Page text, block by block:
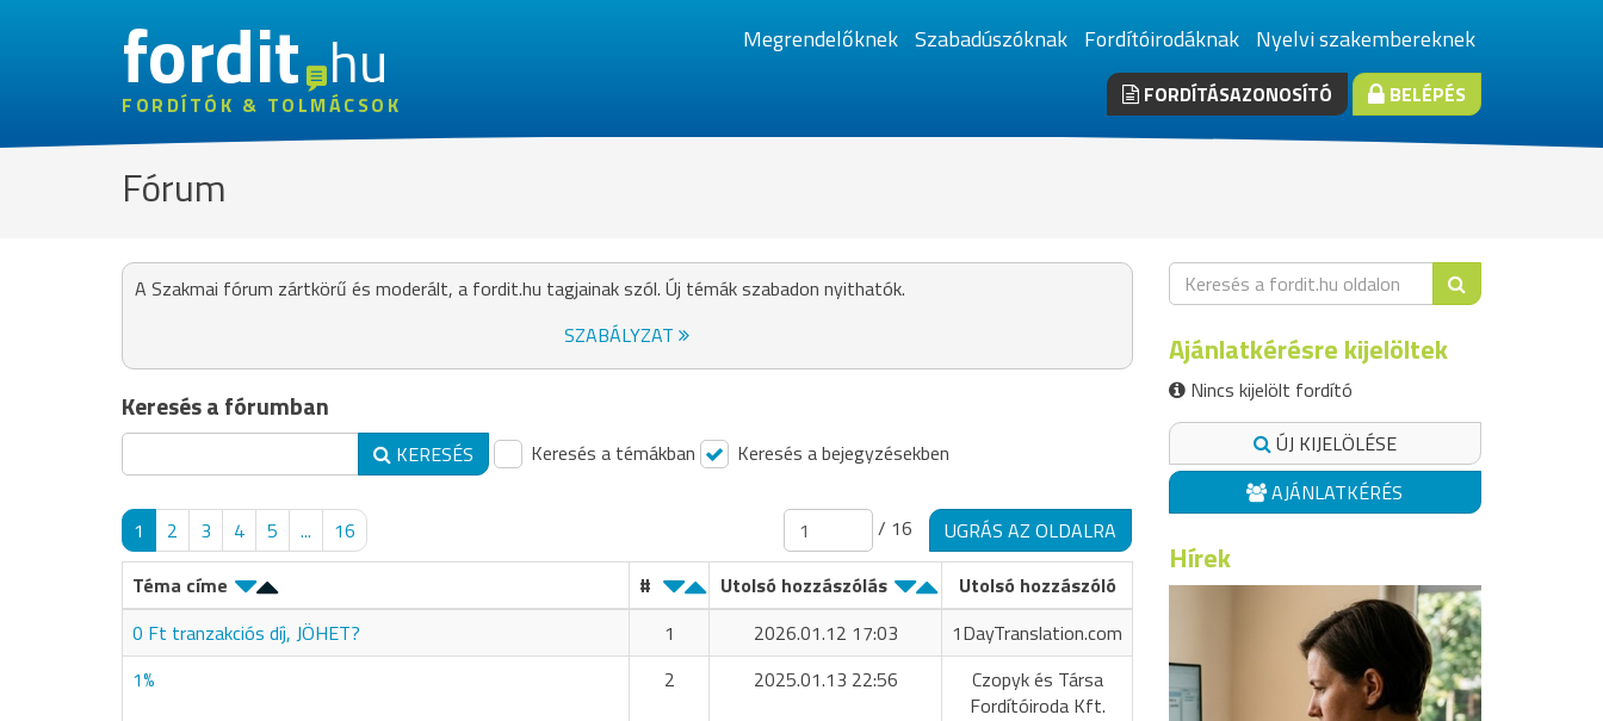
fordithu
FORDÍTÓK & TOLMÁCSOK
Megrendelőknek Szabadúszóknak Fordítóirodáknak Nyelvi szakembereknek
FORDÍTÁSAZONOSÍTÓ BELÉPÉS
Fórum
A Szakmai fórum zártkörű és moderált, a fordit.hu tagjainak szól. Új témák szabadon nyithatók.
SZABÁLYZAT
Keresés a fórumban
KERESÉS Keresés a témákban Keresés a bejegyzésekben
1 2 3 4 5 ... 16 / 16
UGRÁS AZ OLDALRA
Téma címe
# Utolsó hozzászólás
Utolsó hozzászóló
0 Ft tranzakciós díj, JÖHET?
1 2026.01.12 17:03
1DayTranslation.com
1%
2 2025.01.13 22:56
Czopyk és Társa
Fordítóiroda Kft.
Ajánlatkérésre kijelöltek
Nincs kijelölt fordító
ÚJ KIJELÖLÉSE
AJÁNLATKÉRÉS
Hírek